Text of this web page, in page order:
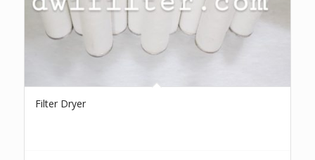
Filter Dryer